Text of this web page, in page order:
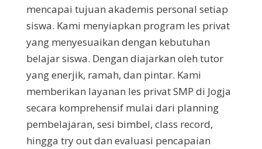
mencapai tujuan akademis personal setiap
siswa. Kami menyiapkan program les privat
yang menyesuaikan dengan kebutuhan
belajar siswa. Dengan diajarkan oleh tutor
yang enerjik, ramah, dan pintar. Kami
memberikan layanan les privat SMP di Jogja
secara komprehensif mulai dari planning
pembelajaran, sesi bimbel, class record,
hingga try out dan evaluasi pencapaian